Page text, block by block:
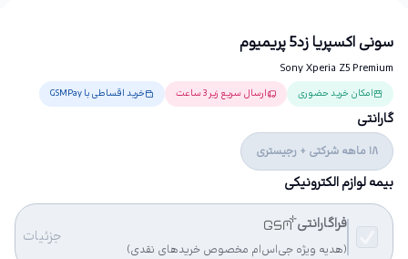
سونی اکسپریا زد5 پریمیوم
Sony Xperia Z5 Premium
امکان خرید حضوری ارسال سریع زیر 3 ساعت خرید اقساطی با GSMPay
گارانتی
18 ماهه شرکتی + رجیستری
بیمه لوازم الکترونیکی
فراگارانتی
(هدیه ویژه جی‌اس‌ام مخصوص خریدهای نقدی)
جزئیات